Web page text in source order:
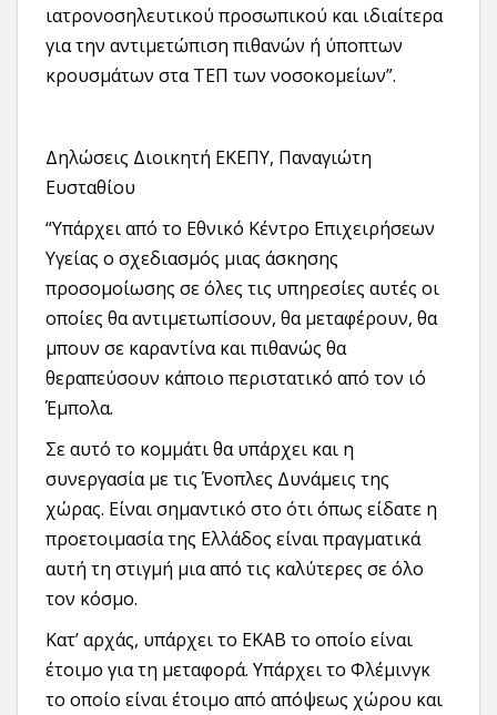
ιατρονοσηλευτικού προσωπικού και ιδιαίτερα
για την αντιμετώπιση πιθανών ή ύποπτων
κρουσμάτων στα ΤΕΠ των νοσοκομείων”.
Δηλώσεις Διοικητή ΕΚΕΠΥ, Παναγιώτη
Ευσταθίου
“Υπάρχει από το Εθνικό Κέντρο Επιχειρήσεων
Υγείας ο σχεδιασμός μιας άσκησης
προσομοίωσης σε όλες τις υπηρεσίες αυτές οι
οποίες θα αντιμετωπίσουν, θα μεταφέρουν, θα
μπουν σε καραντίνα και πιθανώς θα
θεραπεύσουν κάποιο περιστατικό από τον ιό
Έμπολα.
Σε αυτό το κομμάτι θα υπάρχει και η
συνεργασία με τις Ένοπλες Δυνάμεις της
χώρας. Είναι σημαντικό στο ότι όπως είδατε η
προετοιμασία της Ελλάδος είναι πραγματικά
αυτή τη στιγμή μια από τις καλύτερες σε όλο
τον κόσμο.
Κατ’ αρχάς, υπάρχει το ΕΚΑΒ το οποίο είναι
έτοιμο για τη μεταφορά. Υπάρχει το Φλέμινγκ
το οποίο είναι έτοιμο από απόψεως χώρου και